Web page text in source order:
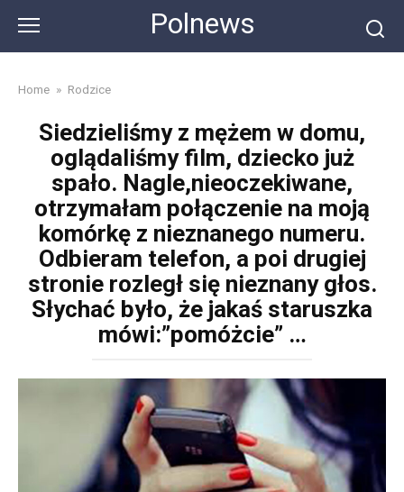
content
Polnews
Home » Rodzice
Siedzieliśmy z mężem w domu,
oglądaliśmy film, dziecko już
spało. Nagle,nieoczekiwane,
otrzymałam połączenie na moją
komórkę z nieznanego numeru.
Odbieram telefon, a poi drugiej
stronie rozległ się nieznany głos.
Słychać było, że jakaś staruszka
mówi:”pomóżcie” …